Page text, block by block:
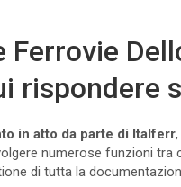
rispondere
in atto da parte di Italferr
numerose funzioni tra
di tutta la